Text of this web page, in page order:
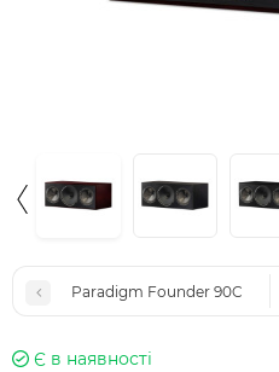
Paradigm Founder 90C
Є в наявності